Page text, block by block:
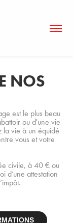
NOS
est le plus beau
ou d'une vie
vie à un équidé
vous et votre
civile, à 40 € ou
d’une attestation